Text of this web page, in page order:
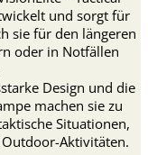
und sorgt für
sie für den längeren
oder in Notfällen
Design und die
machen sie zu
Situationen,
Aktivitäten.